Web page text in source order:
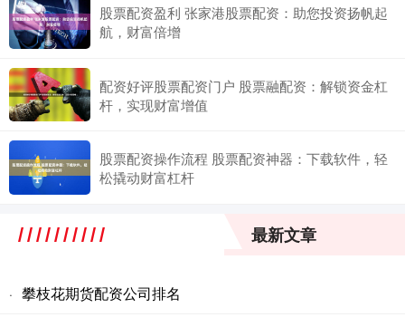
股票配资盈利 张家港股票配资：助您投资扬帆起
航，财富倍增
配资好评股票配资门户 股票融配资：解锁资金杠
杆，实现财富增值
股票配资操作流程 股票配资神器：下载软件，轻
松撬动财富杠杆
最新文章
· 攀枝花期货配资公司排名